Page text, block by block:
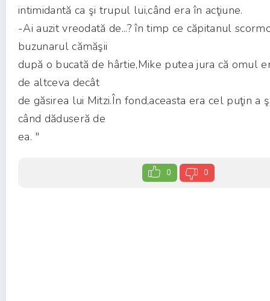
intimidantă ca şi trupul lui,când era în acţiune.
-Ai auzit vreodată de...? în timp ce căpitanul
buzunarul cămăşii
după o bucată de hârtie,Mike putea jura că omul
de altceva decât
de găsirea lui Mitzi.În fond,aceasta era cel puţin a
când dăduseră de
ea. "
0 0